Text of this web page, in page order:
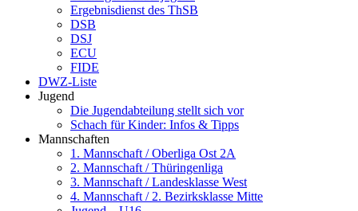
Ergebnisdienst des ThSB
DSB
DSJ
ECU
FIDE
DWZ-Liste
Jugend
Die Jugendabteilung stellt sich vor
Schach für Kinder: Infos & Tipps
Mannschaften
1. Mannschaft / Oberliga Ost 2A
2. Mannschaft / Thüringenliga
3. Mannschaft / Landesklasse West
4. Mannschaft / 2. Bezirksklasse Mitte